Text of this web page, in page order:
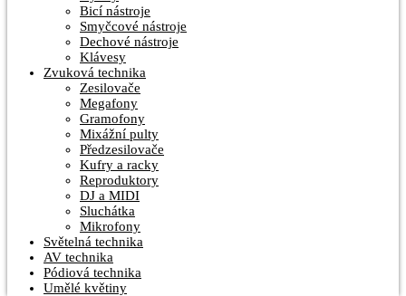
Bicí nástroje
Smyčcové nástroje
Dechové nástroje
Klávesy
Zvuková technika
Zesilovače
Megafony
Gramofony
Mixážní pulty
Předzesilovače
Kufry a racky
Reproduktory
DJ a MIDI
Sluchátka
Mikrofony
Světelná technika
AV technika
Pódiová technika
Umělé květiny